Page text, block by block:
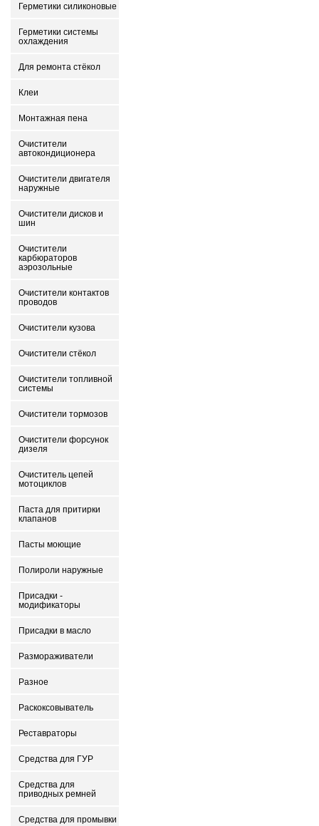
Герметики силиконовые
Герметики системы
охлаждения
Для ремонта стёкол
Клеи
Монтажная пена
Очистители
автокондиционера
Очистители двигателя
наружные
Очистители дисков и
шин
Очистители
карбюраторов
аэрозольные
Очистители контактов
проводов
Очистители кузова
Очистители стёкол
Очистители топливной
системы
Очистители тормозов
Очистители форсунок
дизеля
Очиститель цепей
мотоциклов
Паста для притирки
клапанов
Пасты моющие
Полироли наружные
Присадки -
модификаторы
Присадки в масло
Размораживатели
Разное
Раскоксовыватель
Реставраторы
Средства для ГУР
Средства для
приводных ремней
Средства для промывки